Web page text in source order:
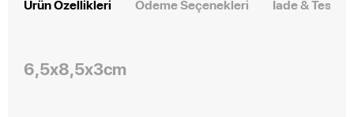
Ürün Özellikleri Ödeme Seçenekleri İade &
6,5x8,5x3cm